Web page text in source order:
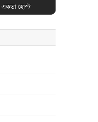
একতা হোস্ট